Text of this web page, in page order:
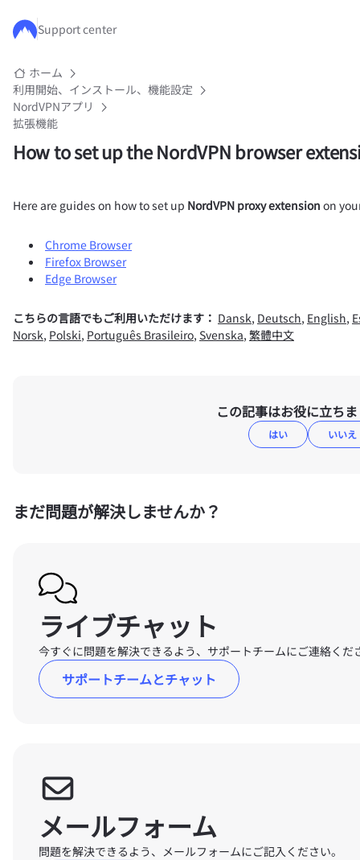
メインコンテンツにスキップ
Support center
ホーム
利用開始、インストール、機能設定
NordVPNアプリ
拡張機能
How to set up the NordVPN browser
Here are guides on how to set up NordVPN proxy extension on
Chrome Browser
Firefox Browser
Edge Browser
こちらの言語でもご利用いただけます： Dansk, Deutsch, English,
Norsk, Polski, Português Brasileiro, Svenska, 繁體中文
この記事はお役に立ち
はい いいえ
まだ問題が解決しませんか？
ライブチャット
今すぐに問題を解決できるよう、サポートチームにご連絡くだ
サポートチームとチャット
メールフォーム
問題を解決できるよう、メールフォームにご記入ください。